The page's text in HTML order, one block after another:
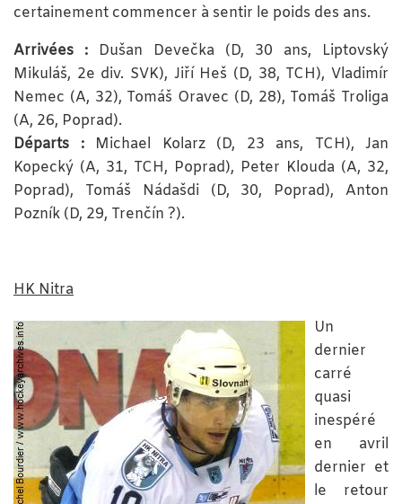
certainement commencer à sentir le poids des ans.
Arrivées : Dušan Devečka (D, 30 ans, Liptovský
Mikuláš, 2e div. SVK), Jiří Heš (D, 38, TCH), Vladimír
Nemec (A, 32), Tomáš Oravec (D, 28), Tomáš Troliga
(A, 26, Poprad).
Départs :Michael Kolarz (D, 23 ans, TCH), Jan
Kopecký (A, 31, TCH, Poprad), Peter Klouda (A, 32,
Poprad), Tomáš Nádašdi (D, 30, Poprad), Anton
Pozník (D, 29, Trenčín ?).
HK Nitra
Un
dernier
carré
quasi
inespéré
en avril
dernier et
le retour